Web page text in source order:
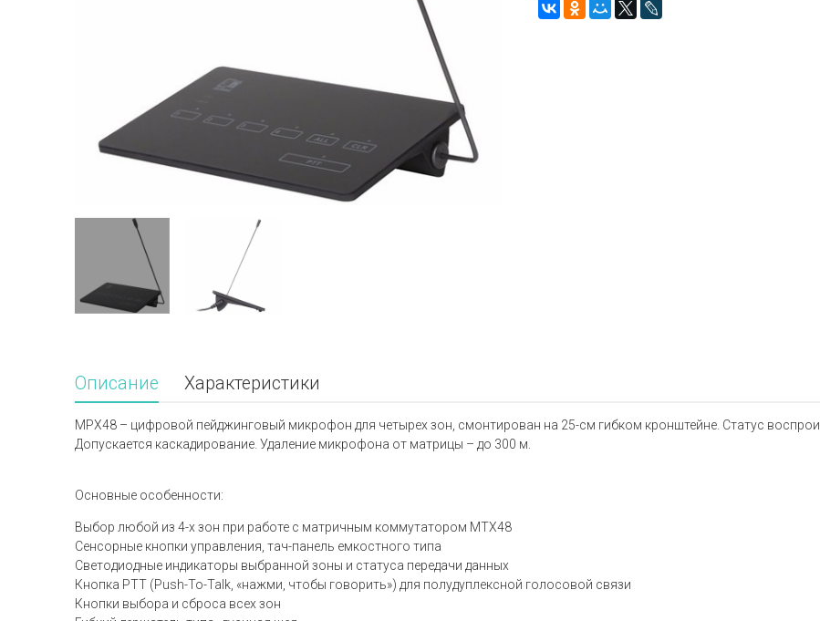
Описание Характеристики
MPX48 – цифровой пейджинговый микрофон для четырех зон, смонтирован на 25-см гибком кронштейне. Статус
Допускается каскадирование. Удаление микрофона от матрицы – до 300 м.
Основные особенности:
Выбор любой из 4-х зон при работе с матричным коммутатором MTX48
Сенсорные кнопки управления, тач-панель емкостного типа
Светодиодные индикаторы выбранной зоны и статуса передачи данных
Кнопка PTT (Push-To-Talk, «нажми, чтобы говорить») для полудуплексной голосовой связи
Кнопки выбора и сброса всех зон